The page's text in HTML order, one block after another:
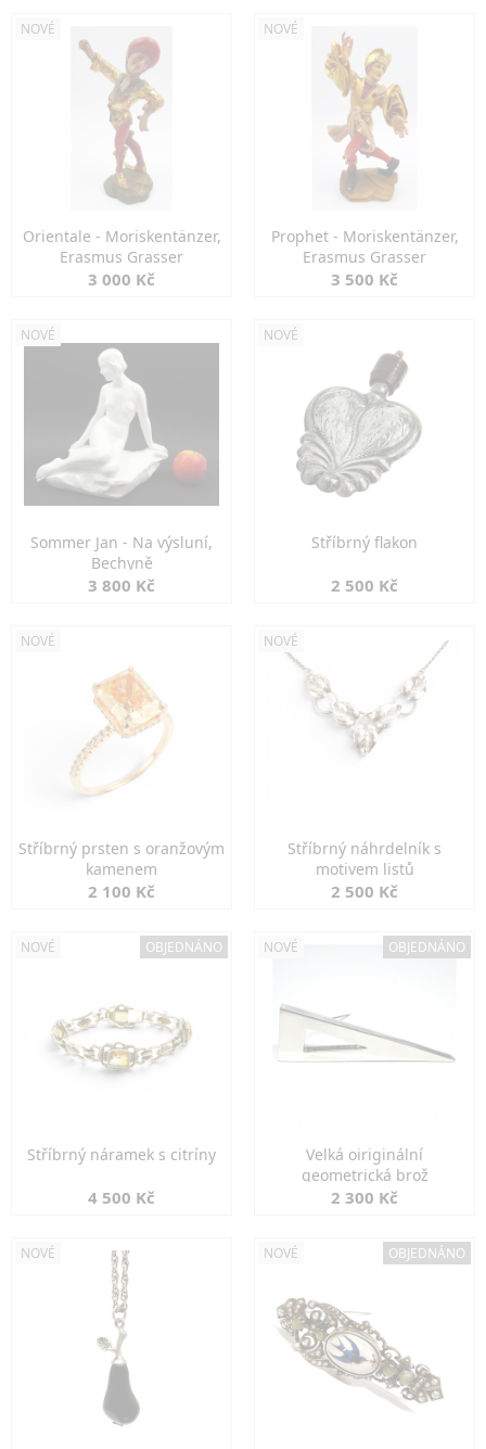
NOVÉ
Orientale - Moriskentänzer,
Erasmus Grasser
3 000 Kč
NOVÉ
Prophet - Moriskentänzer,
Erasmus Grasser
3 500 Kč
NOVÉ
Sommer Jan - Na výsluní,
Bechyně
3 800 Kč
NOVÉ
Stříbrný flakon
2 500 Kč
NOVÉ
Stříbrný prsten s oranžovým
kamenem
2 100 Kč
NOVÉ
Stříbrný náhrdelník s
motivem listů
2 500 Kč
NOVÉ OBJEDNÁNO
Stříbrný náramek s citríny
4 500 Kč
NOVÉ OBJEDNÁNO
Velká oiriginální
geometrická brož
2 300 Kč
NOVÉ NOVÉ OBJEDNÁNO